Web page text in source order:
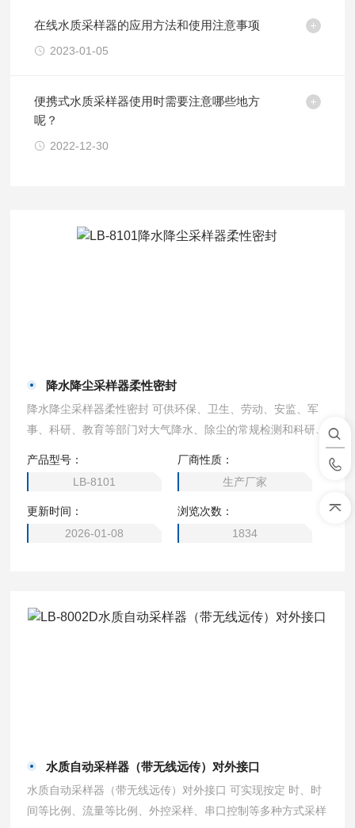
在线水质采样器的应用方法和使用注意事项
2023-01-05
便携式水质采样器使用时需要注意哪些地方
呢？
2022-12-30
降水降尘采样器柔性密封
降水降尘采样器柔性密封 可供环保、卫生、劳动、安监、军
事、科研、教育等部门对大气降水、除尘的常规检测和科研要
产品型号：
LB-8101
厂商性质：
生产厂家
更新时间：
2026-01-08
浏览次数：
1834
水质自动采样器（带无线远传）对外接口
水质自动采样器（带无线远传）对外接口 可实现按定 时、时
间等比例、流量等比例、外控采样、串口控制等多种方式采样